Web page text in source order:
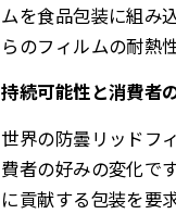
ムを食品包装に組み
らのフィルムの耐熱
持続可能性と消費者
世界の防曇リッドフ
費者の好みの変化で
に貢献する包装を要